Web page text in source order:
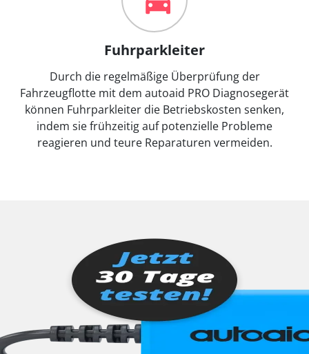
Fuhrparkleiter
Durch die regelmäßige Überprüfung der
Fahrzeugflotte mit dem autoaid PRO Diagnosegerät
können Fuhrparkleiter die Betriebskosten senken,
indem sie frühzeitig auf potenzielle Probleme
reagieren und teure Reparaturen vermeiden.